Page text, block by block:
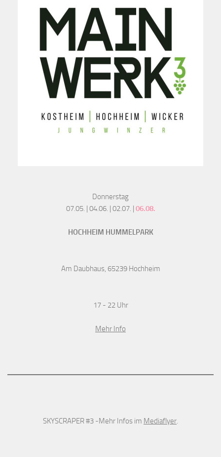
Donnerstag
07.05. | 04.06. | 02.07. | 06.08.
HOCHHEIM HUMMELPARK
Am Daubhaus, 65239 Hochheim
17 - 22 Uhr
Mehr Info
SKYSCRAPER #3 -Mehr Infos im Mediaflyer.